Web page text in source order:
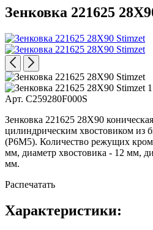
Зенковка 221625
Арт. C259280F000S
Зенковка 221625 28X90
цилиндрическим хвостовиком из
(Р6М5). Количество режущих
мм, диаметр хвостовика - 12 мм,
мм.
Распечатать
Характеристики: